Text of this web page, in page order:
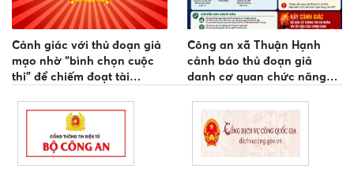
Cảnh giác với thủ đoạn giả
mạo nhờ “bình chọn cuộc
thi” để chiếm đoạt tài
Công an xã Thuận Hạnh
cảnh báo thủ đoạn giả
danh cơ quan chức năng
tin bảo hiểm y tế để chiếm
đoạt tài sản